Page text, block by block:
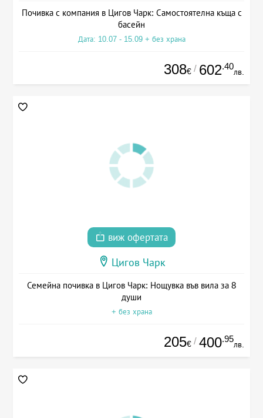
Почивка с компания в Цигов Чарк: Самостоятелна къща с
басейн
Дата: 10.07 - 15.09 + без храна
308€ / 602.40
лв.
виж офертата
Цигов Чарк
Семейна почивка в Цигов Чарк: Нощувка във вила за 8
души
+ без храна
205€ / 400.95
лв.